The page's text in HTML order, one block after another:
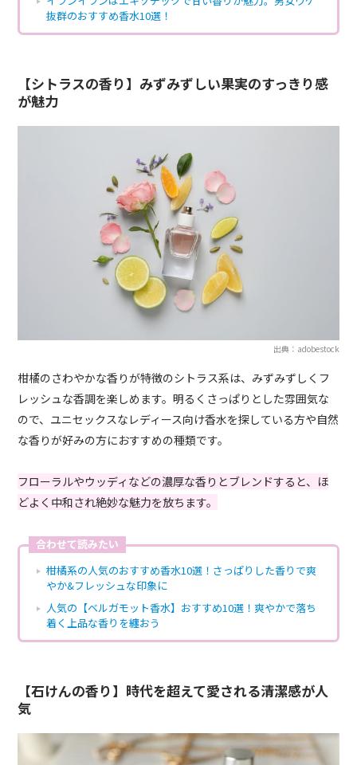
抜群のおすすめ香水10選！
【シトラスの香り】みずみずしい果実のすっきり感
が魅力
出典：adobestock
柑橘のさわやかな香りが特徴のシトラス系は、みずみずしくフ
レッシュな香調を楽しめます。明るくさっぱりとした雰囲気な
ので、ユニセックスなレディース向け香水を探している方や自然
な香りが好みの方におすすめの種類です。
フローラルやウッディなどの濃厚な香りとブレンドすると、ほ
どよく中和され絶妙な魅力を放ちます。
合わせて読みたい
柑橘系の人気のおすすめ香水10選！さっぱりした香りで爽
やか&フレッシュな印象に
人気の【ベルガモット香水】おすすめ10選！爽やかで落ち
着く上品な香りを纏おう
【石けんの香り】時代を超えて愛される清潔感が人
気